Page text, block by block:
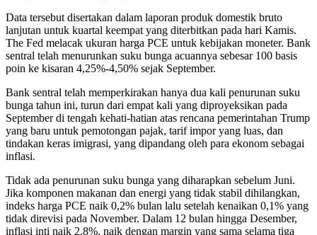
Data tersebut disertakan dalam laporan produk domestik bruto
lanjutan untuk kuartal keempat yang diterbitkan pada hari Kamis.
The Fed melacak ukuran harga PCE untuk kebijakan moneter. Bank
sentral telah menurunkan suku bunga acuannya sebesar 100 basis
poin ke kisaran 4,25%-4,50% sejak September.
Bank sentral telah memperkirakan hanya dua kali penurunan suku
bunga tahun ini, turun dari empat kali yang diproyeksikan pada
September di tengah kehati-hatian atas rencana pemerintahan Trump
yang baru untuk pemotongan pajak, tarif impor yang luas, dan
tindakan keras imigrasi, yang dipandang oleh para ekonom sebagai
inflasi.
Tidak ada penurunan suku bunga yang diharapkan sebelum Juni.
Jika komponen makanan dan energi yang tidak stabil dihilangkan,
indeks harga PCE naik 0,2% bulan lalu setelah kenaikan 0,1% yang
tidak direvisi pada November. Dalam 12 bulan hingga Desember,
inflasi inti naik 2,8%, naik dengan margin yang sama selama tiga